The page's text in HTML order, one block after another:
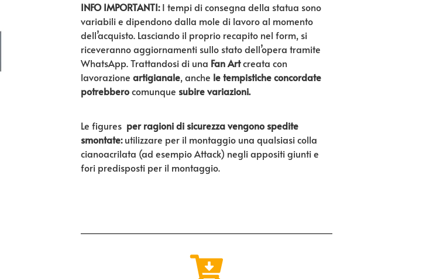
INFO IMPORTANTI:I tempi di consegna della statua sono
variabili e dipendono dalla mole di lavoro al momento
dell’acquisto. Lasciando il proprio recapito nel form, si
riceveranno aggiornamenti sullo stato dell’opera tramite
WhatsApp. Trattandosi di una Fan Artcreata con
lavorazione artigianale, anche le tempistiche concordate
potrebberocomunque subire variazioni.
Le figures per ragioni di sicurezza vengono spedite
smontate:utilizzare per il montaggio una qualsiasi colla
cianoacrilata (ad esempio Attack) negli appositi giunti e
fori predisposti per il montaggio.